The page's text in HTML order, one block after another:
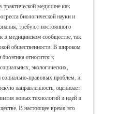
медицине как
биологической науки и
требуют постоянного
в медицинском сообществе, так
общественности. В широком
относится к
экологических,
правовых проблем, и
направленность, оценивает
новых технологий и идей в
В настоящее время это